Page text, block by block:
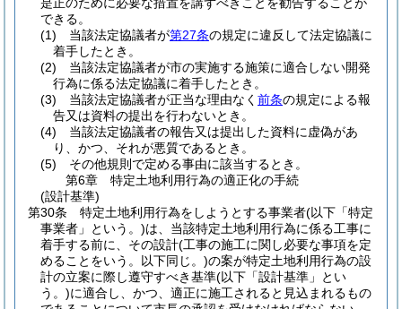
できる。
(1)
当該法定協議者が第27条の規定に違反して法定協議に
着手したとき。
(2)
当該法定協議者が市の実施する施策に適合しない開発
行為に係る法定協議に着手したとき。
(3)
当該法定協議者が正当な理由なく 前条の規定による報
告又は資料の提出を行わないとき。
(4)
当該法定協議者の報告又は提出した資料に虚偽があ
り、かつ、それが悪質であるとき。
(5)
その他規則で定める事由に該当するとき。
第6章
特定土地利用行為の適正化の手続
(設計基準)
第30条
特定土地利用行為をしようとする事業者(以下「特定
事業者」という。)は、当該特定土地利用行為に係る工事に
着手する前に、その設計(工事の施工に関し必要な事項を定
めることをいう。以下同じ。)の案が特定土地利用行為の設
計の立案に際し遵守すべき基準(以下「設計基準」とい
う。)に適合し、かつ、適正に施工されると見込まれるもの